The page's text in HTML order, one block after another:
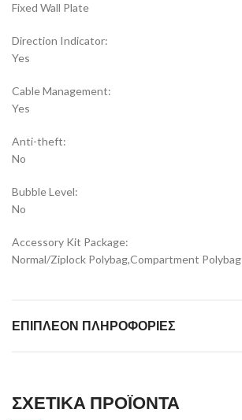
Fixed Wall Plate
Direction Indicator:
Yes
Cable Management:
Yes
Anti-theft:
No
Bubble Level:
No
Accessory Kit Package:
Normal/Ziplock Polybag,Compartment Polybag
ΕΠΙΠΛΈΟΝ ΠΛΗΡΟΦΟΡΊΕΣ
ΣΧΕΤΙΚΆ ΠΡΟΪΌΝΤΑ